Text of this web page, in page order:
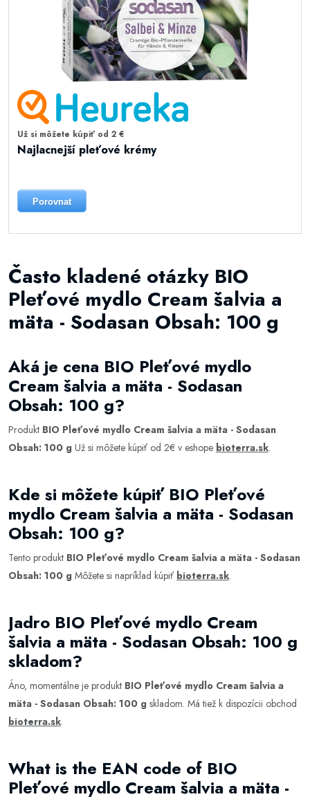
Už si môžete kúpiť od 2 €
Najlacnejší pleťové krémy
Porovnat
Často kladené otázky BIO
Pleťové mydlo Cream šalvia a
mäta - Sodasan Obsah: 100 g
Aká je cena BIO Pleťové mydlo
Cream šalvia a mäta - Sodasan
Obsah: 100 g?
Produkt BIO Pleťové mydlo Cream šalvia a mäta - Sodasan
Obsah: 100 g Už si môžete kúpiť od 2€ v eshope bioterra.sk.
Kde si môžete kúpiť BIO Pleťové
mydlo Cream šalvia a mäta - Sodasan
Obsah: 100 g?
Tento produkt BIO Pleťové mydlo Cream šalvia a mäta - Sodasan
Obsah: 100 g Môžete si napríklad kúpiť bioterra.sk.
Jadro BIO Pleťové mydlo Cream
šalvia a mäta - Sodasan Obsah: 100 g
skladom?
Áno, momentálne je produkt BIO Pleťové mydlo Cream šalvia a
mäta - Sodasan Obsah: 100 g skladom. Má tiež k dispozícii obchod
bioterra.sk.
What is the EAN code of BIO
Pleťové mydlo Cream šalvia a mäta -